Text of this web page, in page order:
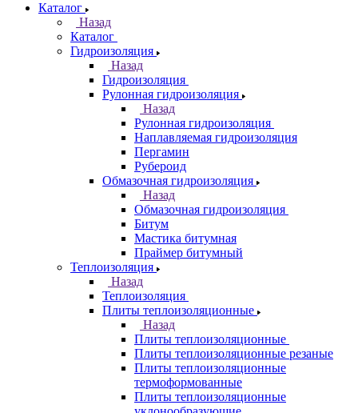
Каталог
Назад
Каталог
Гидроизоляция
Назад
Гидроизоляция
Рулонная гидроизоляция
Назад
Рулонная гидроизоляция
Наплавляемая гидроизоляция
Пергамин
Рубероид
Обмазочная гидроизоляция
Назад
Обмазочная гидроизоляция
Битум
Мастика битумная
Праймер битумный
Теплоизоляция
Назад
Теплоизоляция
Плиты теплоизоляционные
Назад
Плиты теплоизоляционные
Плиты теплоизоляционные резаные
Плиты теплоизоляционные
термоформованные
Плиты теплоизоляционные